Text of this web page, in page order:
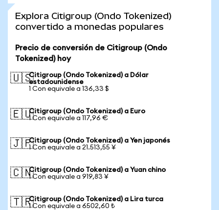
Explora Citigroup (Ondo Tokenized)
convertido a monedas populares
Precio de conversión de Citigroup (Ondo
Tokenized) hoy
🇺🇸Citigroup (Ondo Tokenized) a Dólar
estadounidense
1 Con equivale a 136,33 $
🇪🇺Citigroup (Ondo Tokenized) a Euro
1 Con equivale a 117,96 €
🇯🇵Citigroup (Ondo Tokenized) a Yen japonés
1 Con equivale a 21.513,55 ¥
🇨🇳Citigroup (Ondo Tokenized) a Yuan chino
1 Con equivale a 919,83 ¥
🇹🇷Citigroup (Ondo Tokenized) a Lira turca
1 Con equivale a 6502,60 ₺